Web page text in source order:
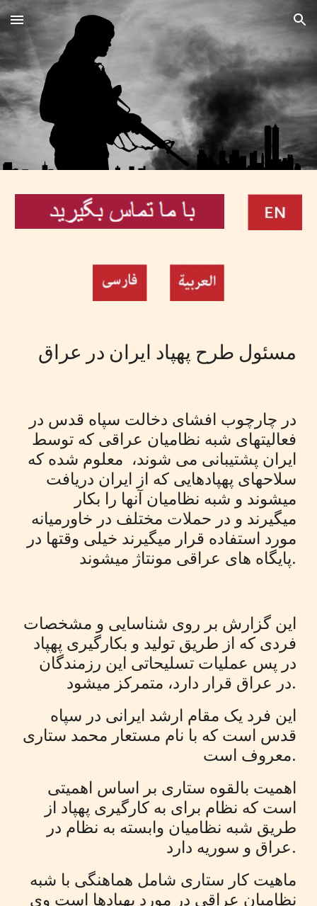
Skip to main content Skip to navigation
مسئول طرح پهپاد ایران در عراق
در چارچوب افشای دخالت سپاه قدس در
فعالیتهای شبه نظامیان عراقی که توسط
ایران پشتیبانی می شوند، معلوم شده که
سلاحهای پهپادهایی که از ایران دریافت
میشوند و شبه نظامیان آنها را بکار
میگیرند و در حملات مختلف در خاورمیانه
مورد استفاده قرار میگیرند خیلی وقتها در
پایگاه های عراقی مونتاژ میشوند.
این گزارش بر روی شناسایی و مشخصات
فردی که از طریق تولید و بکارگیری پهپاد
در پس عملیات تسلیحاتی این رزمندگان
در عراق قرار دارد، متمرکز میشود.
این فرد یک مقام ارشد ایرانی در سپاه
قدس است که با نام مستعار محمد ستاری
معروف است.
اهمیت بالقوه ستاری بر اساس اهمیتی
است که نظام برای به کارگیری پهپاد از
طریق شبه نظامیان وابسته به نظام در
عراق و سوریه دارد.
ماهیت کار ستاری شامل هماهنگی با شبه
نظامیان عراقی در مورد پهپادها است وی